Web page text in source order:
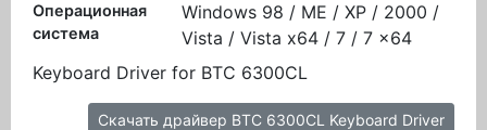
Операционная
система
Windows 98 / ME / XP / 2000 /
Vista / Vista x64 / 7 / 7 x64
Keyboard Driver for BTC 6300CL
Скачать драйвер BTC 6300CL Keyboard Driver